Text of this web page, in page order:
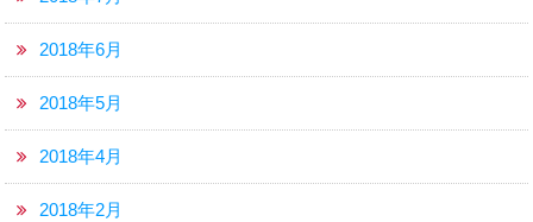
2018年6月
2018年5月
2018年4月
2018年2月